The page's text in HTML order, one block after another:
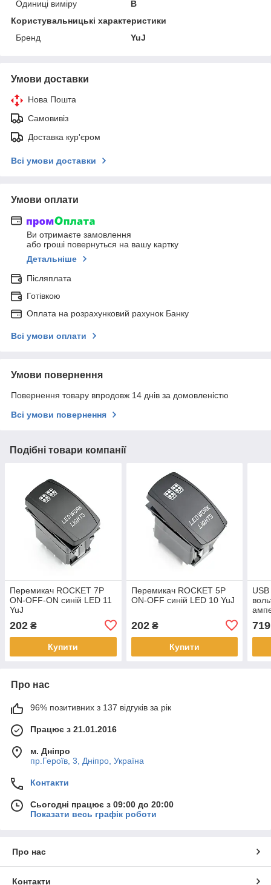
Одиниці виміру
В
Користувальницькі характеристики
Бренд
YuJ
Умови доставки
Нова Пошта
Самовивіз
Доставка кур'єром
Всі умови доставки
Умови оплати
Ви отримаєте замовлення
або гроші повернуться на вашу картку
Детальніше
Післяплата
Готівкою
Оплата на розрахунковий рахунок Банку
Всі умови оплати
Умови повернення
Повернення товару впродовж 14 днів за домовленістю
Всі умови повернення
Подібні товари компанії
Перемикач ROCKET 7P
ON-OFF-ON синій LED 11
YuJ
202 ₴
Купити
Перемикач ROCKET 5P
ON-OFF синій LED 10 YuJ
202₴
Купити
719
Про нас
96% позитивних з 137 відгуків за рік
Працює з 21.01.2016
м. Дніпро
пр.Героїв, 3, Дніпро, Україна
Контакти
Сьогодні працює з 09:00 до 20:00
Показати весь графік роботи
Про нас
Контакти